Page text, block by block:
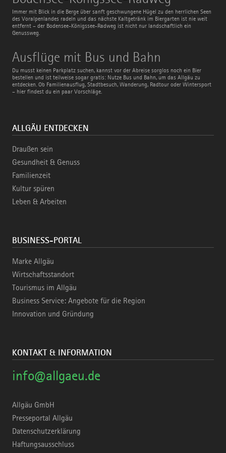
Immer mit Blick in die Berge über sanft geschwungene Hügel zu den herrlichen Seen
des Voralpenlandes radeln und das nächste Kaltgetränk im Biergarten ist nie weit
entfernt – der Bodensee-Königssee-Radweg ist nicht nur landschaftlich ein
Genussweg.
Königssee-
Radweg
Ausflüge mit Bus und Bahn
Du musst keinen Parkplatz suchen, kannst vor der Abreise sorglos noch ein Bier
bestellen und ist teilweise sogar gratis: Nutze Bus und Bahn, um das Allgäu zu
entdecken. Ob Familienausflug, Stadtbesuch, Wanderung, Radtour oder Wintersport
– hier findest du ein paar Vorschläge.
Ausflüge
mit
Bus
und
Bahn
ALLGÄU ENTDECKEN
Draußen sein
Gesundheit & Genuss
Familienzeit
Kultur spüren
Leben & Arbeiten
BUSINESS-PORTAL
Marke Allgäu
Wirtschaftsstandort
Tourismus im Allgäu
Business Service: Angebote für die Region
Innovation und Gründung
KONTAKT & INFORMATION
info@allgaeu.de
Allgäu GmbH
Presseportal Allgäu
Datenschutzerklärung
Haftungsausschluss